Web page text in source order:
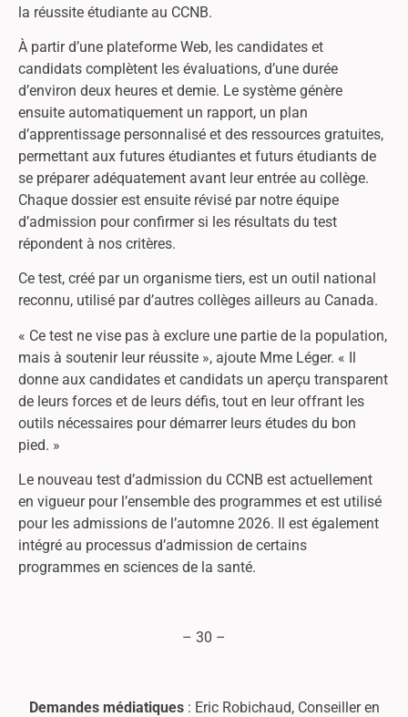
la réussite étudiante au CCNB.
À partir d’une plateforme Web, les candidates et
candidats complètent les évaluations, d’une durée
d’environ deux heures et demie. Le système génère
ensuite automatiquement un rapport, un plan
d’apprentissage personnalisé et des ressources gratuites,
permettant aux futures étudiantes et futurs étudiants de
se préparer adéquatement avant leur entrée au collège.
Chaque dossier est ensuite révisé par notre équipe
d’admission pour confirmer si les résultats du test
répondent à nos critères.
Ce test, créé par un organisme tiers, est un outil national
reconnu, utilisé par d’autres collèges ailleurs au Canada.
« Ce test ne vise pas à exclure une partie de la population,
mais à soutenir leur réussite », ajoute Mme Léger. « Il
donne aux candidates et candidats un aperçu transparent
de leurs forces et de leurs défis, tout en leur offrant les
outils nécessaires pour démarrer leurs études du bon
pied. »
Le nouveau test d’admission du CCNB est actuellement
en vigueur pour l’ensemble des programmes et est utilisé
pour les admissions de l’automne 2026. Il est également
intégré au processus d’admission de certains
programmes en sciences de la santé.
– 30 –
Demandes médiatiques: Eric Robichaud, Conseiller en